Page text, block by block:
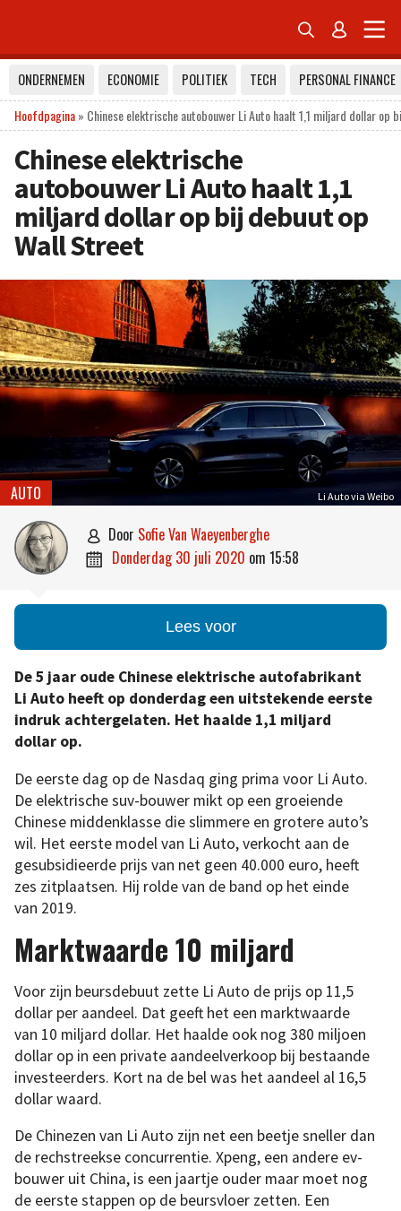
 
ONDERNEMEN ECONOMIE POLITIEK TECH
PERSONAL FINANCE
Hoofdpagina» Chinese elektrische autobouwer Li Auto haalt 1,1 miljard dollar op
Chinese elektrische
autobouwer Li Auto haalt 1,1
miljard dollar op bij debuut op
Wall Street
Li Auto via Weibo
AUTO
 door Sofie Van Waeyenberghe
 donderdag 30 juli 2020 om 15:58
Lees voor
De 5 jaar oude Chinese elektrische autofabrikant
Li Auto heeft op donderdag een uitstekende eerste
indruk achtergelaten. Het haalde 1,1 miljard
dollar op.
De eerste dag op de Nasdaq ging prima voor Li Auto.
De elektrische suv-bouwer mikt op een groeiende
Chinese middenklasse die slimmere en grotere auto’s
wil. Het eerste model van Li Auto, verkocht aan de
gesubsidieerde prijs van net geen 40.000 euro, heeft
zes zitplaatsen. Hij rolde van de band op het einde
van 2019.
Marktwaarde 10 miljard
Voor zijn beursdebuut zette Li Auto de prijs op 11,5
dollar per aandeel. Dat geeft het een marktwaarde
van 10 miljard dollar. Het haalde ook nog 380 miljoen
dollar op in een private aandeelverkoop bij bestaande
investeerders. Kort na de bel was het aandeel al 16,5
dollar waard.
De Chinezen van Li Auto zijn net een beetje sneller dan
de rechstreekse concurrentie. Xpeng, een andere ev-
bouwer uit China, is een jaartje ouder maar moet nog
de eerste stappen op de beursvloer zetten. Een